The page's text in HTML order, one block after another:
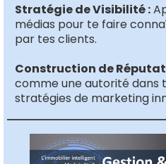
Stratégie de Visibilité :
médias pour te faire
par tes clients.
Construction de
comme une autorité dans
stratégies de marketing